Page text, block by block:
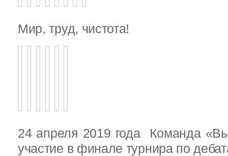
Мир, труд, чистота!
24 апреля 2019 года Команда
участие в финале турнира по